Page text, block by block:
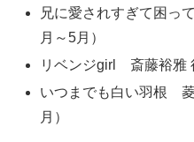
兄に愛されすぎて困っ
月～5月）
リベンジgirl 斎藤裕雅
いつまでも白い羽根
月）